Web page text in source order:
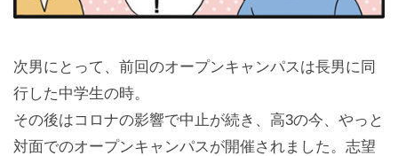
次男にとって、前回のオープンキャンパスは長男に同
行した中学生の時。
その後はコロナの影響で中止が続き、高3の今、やっと
対面でのオープンキャンパスが開催されました。志望